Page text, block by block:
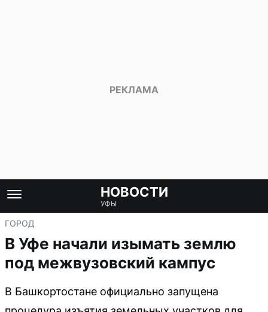
НОВОСТИ
УФЫ
ГОРОД
В Уфе начали изымать землю
под межвузовский кампус
В Башкортостане официально запущена